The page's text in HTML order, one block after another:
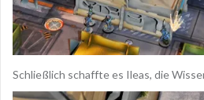
Schließlich schaffte es Ileas, die